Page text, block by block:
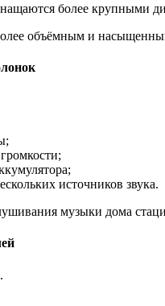
более крупными
объёмным и
источников звука.
музыки дома